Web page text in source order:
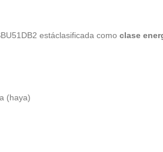
estáclasificada como clase
(haya)